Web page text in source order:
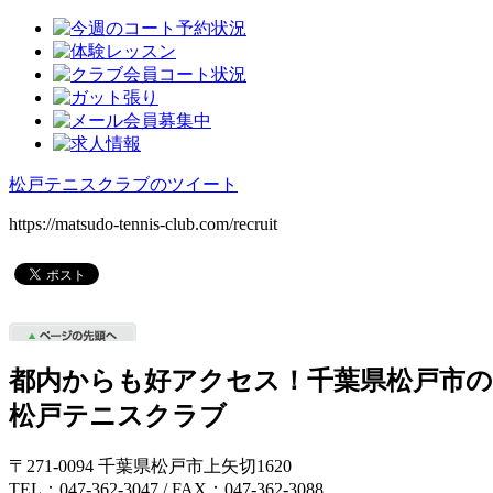
松戸テニスクラブのツイート
https://matsudo-tennis-club.com/recruit
都内からも好アクセス！千葉県松戸市
松戸テニスクラブ
〒271-0094 千葉県松戸市上矢切1620
TEL：047-362-3047 / FAX：047-362-3088